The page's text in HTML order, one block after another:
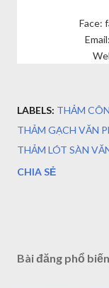
Face:
LABELS: THẢM
THẢM GẠCH VĂN
THẢM LÓT SÀN
CHIA SẺ
Bài đăng phổ